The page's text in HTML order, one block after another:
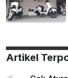
Artikel